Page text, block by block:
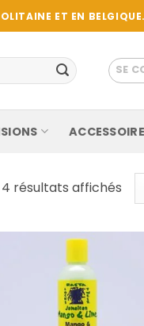
ET EN BELGIQUE.
SE
4 résultats affichés